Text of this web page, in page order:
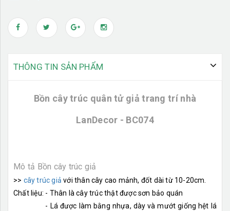
THÔNG TIN SẢN PHẨM
Bồn cây trúc quân tử giả trang trí nhà
LanDecor - BC074
Mô tả Bồn cây trúc giả
>> cây trúc giả với thân cây cao mảnh, đốt dài từ 10-20cm.
Chất liệu: - Thân là cây trúc thật được sơn bảo quán
- Lá được làm bằng nhựa, dày và mướt giống hệt lá